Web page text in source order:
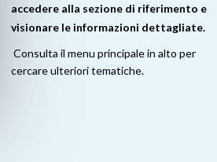
accedere alla sezione di riferimento e
visionare le informazioni dettagliate.
Consulta il menu principale in alto per
cercare ulteriori tematiche.